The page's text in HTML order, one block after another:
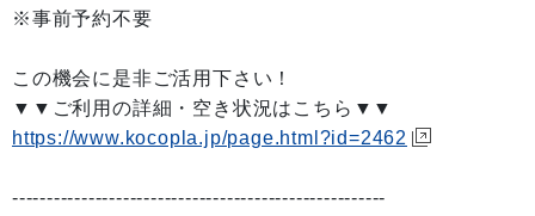
※事前予約不要
この機会に是非ご活用下さい！
▼▼ご利用の詳細・空き状況はこちら▼▼
https://www.kocopla.jp/page.html?id=2462
------------------------------------------------------